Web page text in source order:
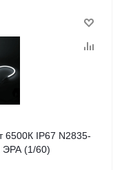
6500К IP67 N2835-
ЭРА (1/60)